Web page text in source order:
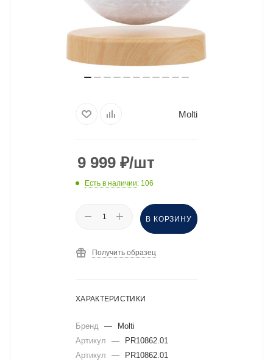
Molti
9 999 ₽/шт
Есть в наличии: 106
В КОРЗИНУ
Получить образец
ХАРАКТЕРИСТИКИ
Бренд —
Molti
Артикул
—
PR10862.01
Артикул
—
PR10862.01